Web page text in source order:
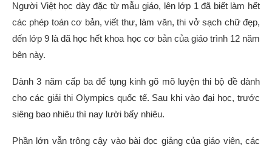
Người Việt học dày đặc từ mẫu giáo, lên lớp 1 đã biết làm hết
các phép toán cơ bản, viết thư, làm văn, thi vở sạch chữ đẹp,
đến lớp 9 là đã học hết khoa học cơ bản của giáo trình 12 năm
bên này.
Dành 3 năm cấp ba để tụng kinh gõ mõ luyện thi bộ đề dành
cho các giải thi Olympics quốc tế. Sau khi vào đại học, trước
siêng bao nhiêu thì nay lười bấy nhiêu.
Phần lớn vẫn trông cậy vào bài đọc giảng của giáo viên, các